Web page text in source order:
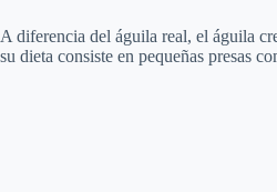
A diferencia del águila real, el águila
su dieta consiste en pequeñas presas